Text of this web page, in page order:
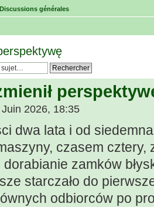
Discussions générales
2026, 18:35
dwa lata i od
czasem cztery,
zamków
starczało do
odbiorców po